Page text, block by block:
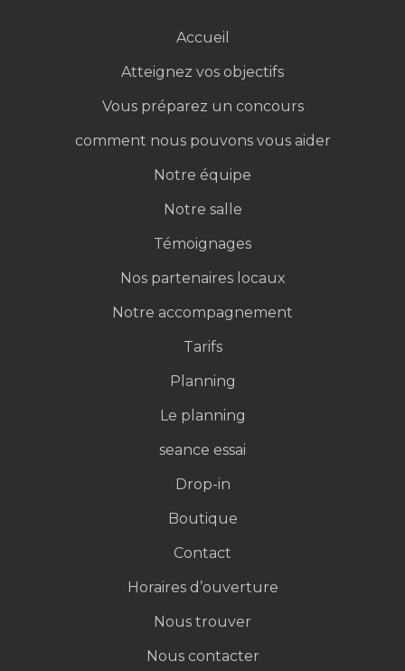
Accueil
Atteignez vos objectifs
Vous préparez un concours
comment nous pouvons vous aider
Notre équipe
Notre salle
Témoignages
Nos partenaires locaux
Notre accompagnement
Tarifs
Planning
Le planning
seance essai
Drop-in
Boutique
Contact
Horaires d’ouverture
Nous trouver